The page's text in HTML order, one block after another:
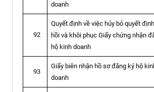
doanh
92
Quyết định về việc hủy bỏ quyết
hồi và khôi phục Giấy chứng nhận
hộ kinh doanh
93
Giấy biên nhận hồ sơ đăng ký hộ
doanh